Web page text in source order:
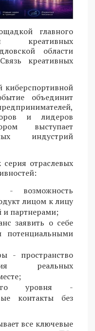
главного
креативных
области
креативных
киберспортивной
объединит
и лидеров
выступает
индустрий
отраслевых
- возможность
лицом к лицу
и партнерами;
заявить о себе
потенциальными
- пространство
реальных
уровня -
контакты без
все ключевые